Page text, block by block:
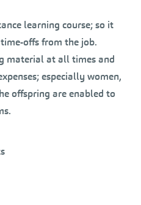
learning course; so it
offs from the job.
material at all times and
especially women,
offspring are enabled to